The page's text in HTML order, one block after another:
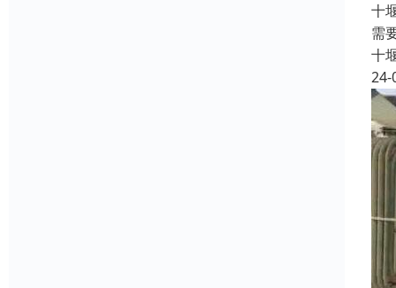
十
需
十
24-